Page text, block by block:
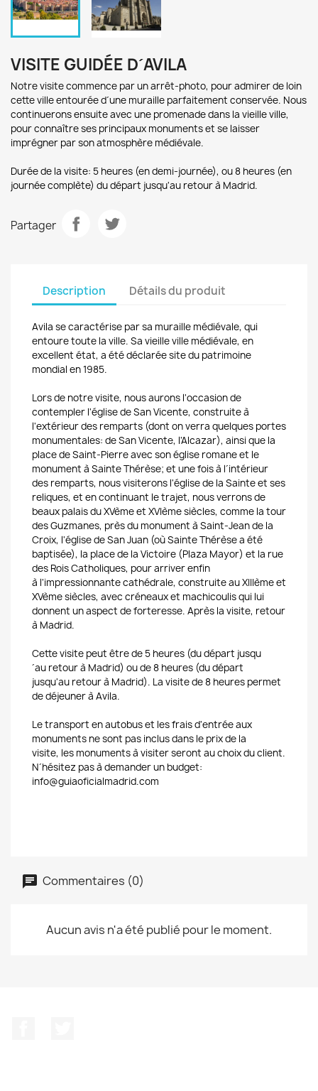
VISITE GUIDÉE D´AVILA
Notre visite commence par un arrêt-photo, pour admirer de loin
cette ville entourée d´une muraille parfaitement conservée. Nous
continuerons ensuiteavec une promenade dans la vieille ville,
pour connaître ses principaux monumentset se laisser
imprégner par sonatmosphère médiévale.
Durée de la visite: 5 heures (en demi-journée), ou8 heures (en
journée complète) du départ jusqu'au retour à Madrid.
Partager
Description Détails du produit
Avila se caractérise par sa muraille médiévale, qui
entoure toute la ville. Sa vieille ville médiévale, en
excellent état, a été déclarée site du patrimoine
mondial en 1985.
Lors de notre visite, nous aurons l'occasion de
contempler l'église de San Vicente, construite à
l'extérieur des remparts (dont on verra quelques portes
monumentales: de San Vicente, l'Alcazar), ainsi que la
place de Saint-Pierre avec son église romane et le
monument à Sainte Thérèse; et une fois à l´intérieur
des remparts, nous visiterons l'église de la Sainte et ses
reliques, et en continuant le trajet, nous verrons de
beaux palais du XVème et XVIème siècles, comme la tour
des Guzmanes, près du monument à Saint-Jean de la
Croix, l'église de San Juan (où Sainte Thérèse a été
baptisée), la place de la Victoire (Plaza Mayor) et la rue
des Rois Catholiques, pour arriver enfin
à l'impressionnante cathédrale, construite au XIIIème et
XVème siècles, avec créneaux et machicoulisqui lui
donnent un aspect de forteresse. Après la visite, retour
à Madrid.
Cette visite peut être de 5 heures (du départ jusqu
´au retour à Madrid) ou de 8 heures (du départ
jusqu'au retour à Madrid). La visite de 8 heures permet
de déjeuner à Avila.
Le transport en autobus et les frais d'entrée aux
monuments ne sont pas inclus dans le prix de la
visite, les monuments à visiter seront au choix du client.
N´hésitez pas à demander un budget:
info@guiaoficialmadrid.com
Commentaires (0)
Aucun avis n'a été publié pour le moment.